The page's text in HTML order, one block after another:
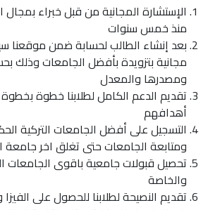
الإستشارة المجانية من قبل خبراء بمجال
منذ خمس سنوات
بعد إنشاء الطالب لحسابة ضمن موقعنا
مجانية بتزويدة بأفضل الجامعات وذلك
ومصدرها والمعدل
تقديم الدعم الكامل لطلابنا خطوة
أهدافهم
التسجيل على أفضل الجامعات التركية
ومتابعة الجامعات حتى تغلق اخر جامعة
تحصيل قبولات جامعية باقوى الجامعات
والخاصة
تقديم النصيحة لطلابنا للحصول على